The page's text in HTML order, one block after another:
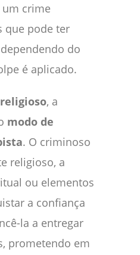
um crime
que pode ter
dependendo do
é aplicado.
, a
modo de
. O criminoso
religioso, a
ou elementos
a confiança
la a entregar
prometendo em